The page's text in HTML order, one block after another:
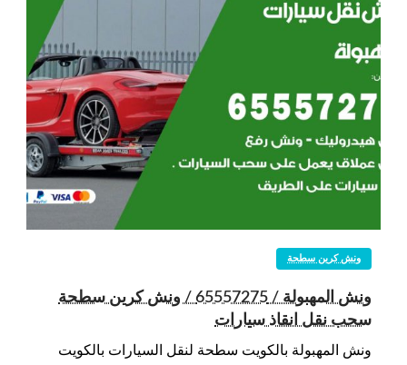
ونش كرين سطحة
ونش المهبولة / 65557275 / ونش كرين سطحة
سحب نقل انقاذ سيارات
ونش المهبولة بالكويت سطحة لنقل السيارات بالكويت